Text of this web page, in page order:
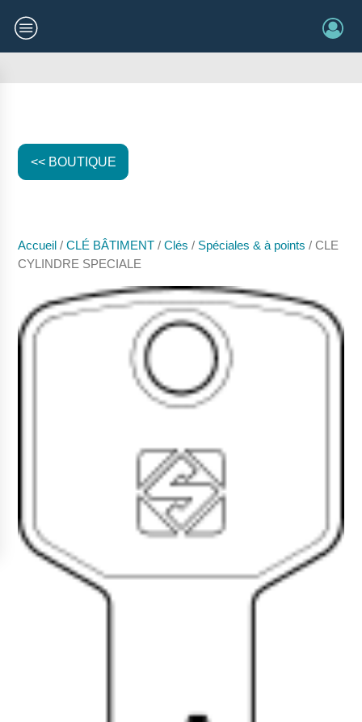
<< BOUTIQUE
Accueil /CLÉ BÂTIMENT /Clés / Spéciales & à points / CLE
CYLINDRE SPECIALE